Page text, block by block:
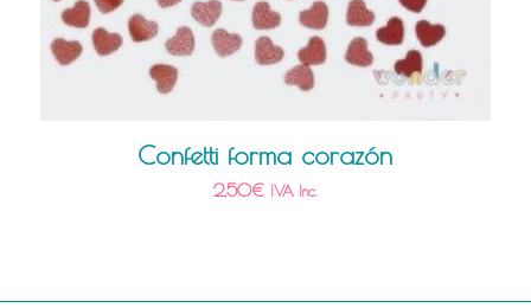
Confetti forma corazón
2,50€ IVA Inc.